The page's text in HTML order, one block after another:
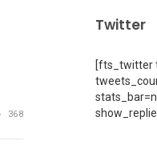
368
Twitter
[fts_twitter